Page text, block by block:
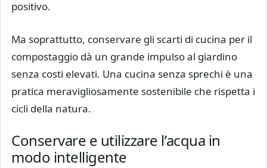
positivo.
Ma soprattutto, conservare gli scarti di cucina per il
compostaggio dà un grande impulso al giardino
senza costi elevati. Una cucina senza sprechi è una
pratica meravigliosamente sostenibile che rispetta i
cicli della natura.
Conservare e utilizzare l’acqua in
modo intelligente